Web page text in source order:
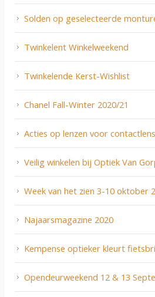
Solden op geselecteerde
Twinkelent Winkelweekend
Twinkelende Kerst-Wishlist
Chanel Fall-Winter 2020/21
Acties op lenzen voor
Veilig winkelen bij Optiek Van
Week van het zien 3-10 oktober
Najaarsmagazine 2020
Kempense optieker kleurt
Opendeurweekend 12 & 13